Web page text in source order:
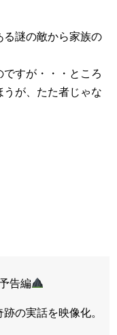
る謎の敵から家族の
すが・・・ところ
が、たた者じゃな
告編
の実話を映像化。